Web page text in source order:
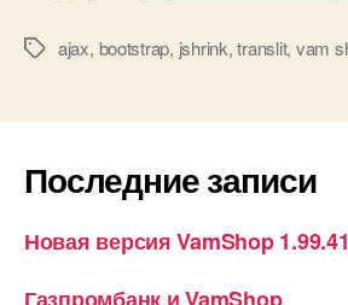
Меткиajax, bootstrap, jshrink,translit, vam
Последние записи
Новая версия VamShop 1.99.41